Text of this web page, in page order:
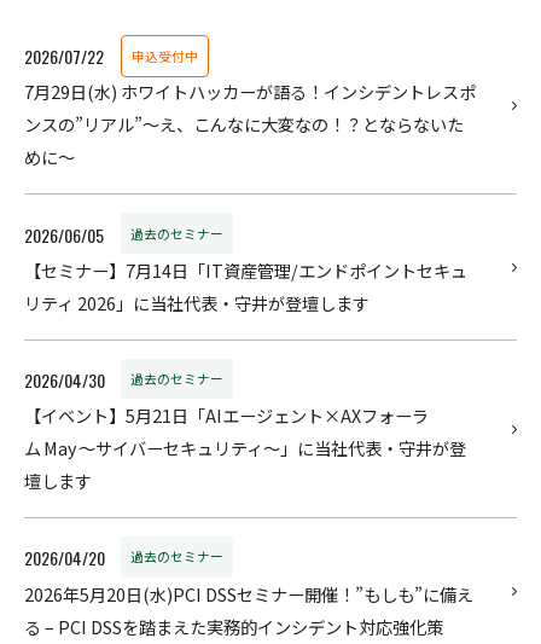
2026/07/22 申込受付中
7月29日(水) ホワイトハッカーが語る！インシデントレスポ
ンスの”リアル”〜え、こんなに大変なの！？とならないた
めに～
2026/06/05 過去のセミナー
【セミナー】7月14日「IT資産管理/エンドポイントセキュ
リティ 2026」に当社代表・守井が登壇します
2026/04/30 過去のセミナー
【イベント】5月21日「AIエージェント×AXフォーラ
ム May ～サイバーセキュリティ～」に当社代表・守井が登
壇します
2026/04/20 過去のセミナー
2026年5月20日(水)PCI DSSセミナー開催！”もしも”に備え
る – PCI DSSを踏まえた実務的インシデント対応強化策